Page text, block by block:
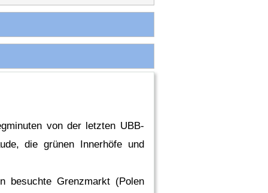
von der letzten UBB­
die grünen Innerhöfe und
besuchte Grenzmarkt (Polen